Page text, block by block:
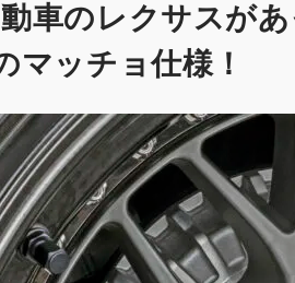
動車のレクサスが
マッチョ仕様！